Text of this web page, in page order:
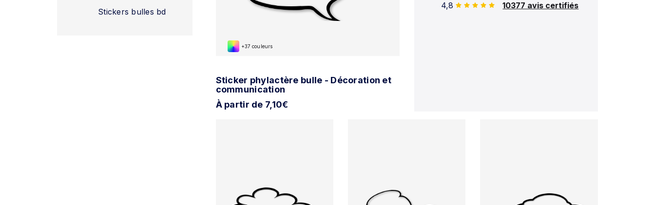
Stickers bulles bd
+37 couleurs
Sticker phylactère bulle - Décoration et
communication
À partir de 7,10€
4,8
10377 avis certifiés